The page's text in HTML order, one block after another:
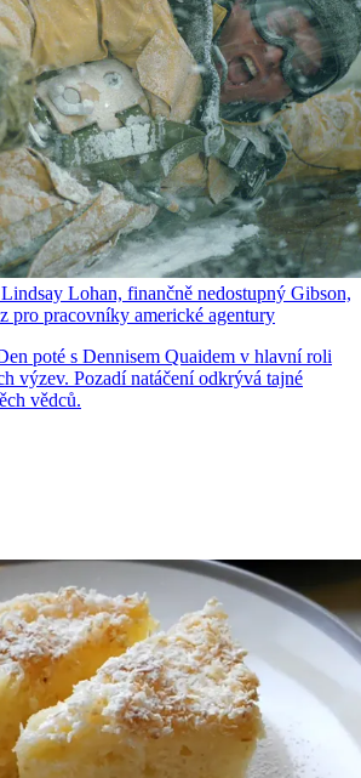
Lohan, finančně nedostupný Gibson,
pro pracovníky americké agentury
poté s Dennisem Quaidem v hlavní roli
výzev. Pozadí natáčení odkrývá tajné
vědců.